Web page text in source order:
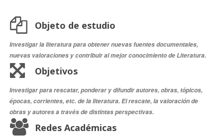
Objeto de estudio
Investigar la literatura para obtener nuevas fuentes documentales,
nuevas valoraciones y contribuir al mejor conocimiento de Literatura.
Objetivos
Investigar para rescatar, ponderar y difundir autores, obras, tópicos,
épocas, corrientes, etc. de la literatura. El rescate, la valoración de
obras y autores a través de distintas perspectivas.
Redes Académicas